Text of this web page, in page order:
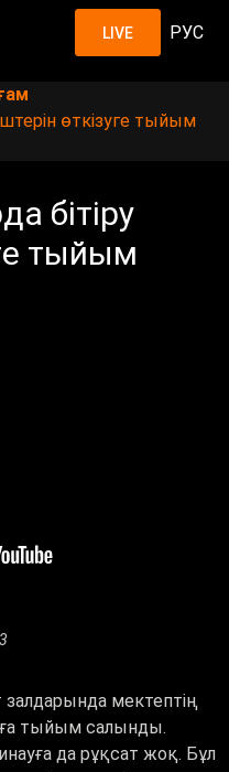
LIVE РУС
өткізуге тыйым
бітіру
тыйым
мектептің
тыйым салынды.
да рұқсат жоқ. Бұл